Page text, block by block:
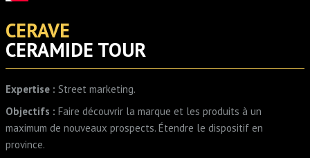
CERAVE
CERAMIDE TOUR
Expertise : Street marketing.
Objectifs : Faire découvrir la marque et les produits à un
maximum de nouveaux prospects. Étendre le dispositif en
province.